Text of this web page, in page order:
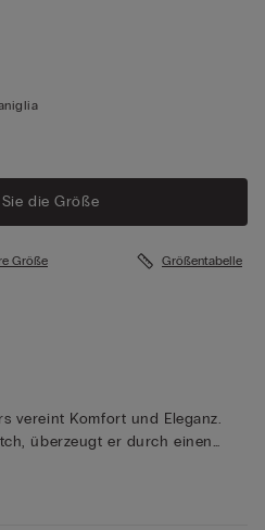
die Größe
Größe Größentabelle
vereint Komfort und Eleganz.
überzeugt er durch einen
enger Kleidung versteckt. Der